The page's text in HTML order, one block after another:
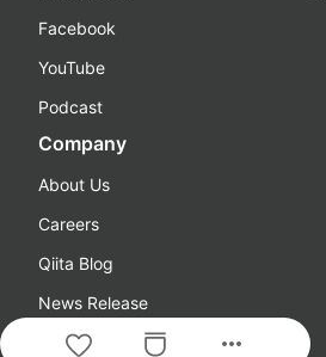
more_horiz
Facebook
YouTube
Podcast
Company
About Us
Careers
Qiita Blog
News Release